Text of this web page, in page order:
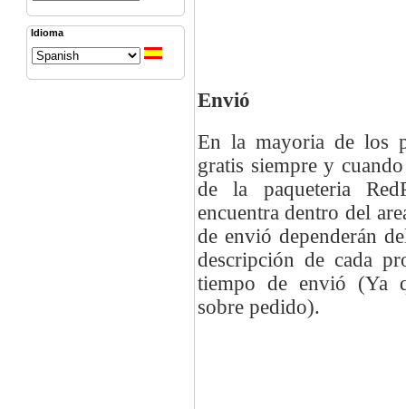
Idioma
Envió
En la mayoria de los
gratis siempre y
de la paqueteria
encuentra dentro del
de envió dependerán
descripción de cada
tiempo de envió (Ya
sobre pedido).